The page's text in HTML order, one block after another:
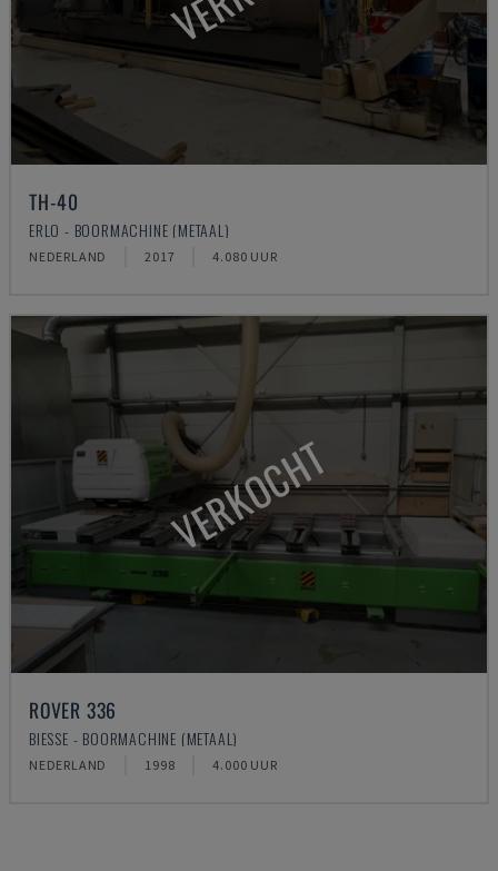
TH-40
ERLO - BOORMACHINE (METAAL)
NEDERLAND 2017 4.080 UUR
VERKOCHT
ROVER 336
BIESSE - BOORMACHINE (METAAL)
NEDERLAND 1998 4.000 UUR